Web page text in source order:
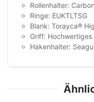
Rollenhalter:
Ringe: EUKTLTSG
Blank: Torayca®
Griff: Hochwertiges
Hakenhalter: